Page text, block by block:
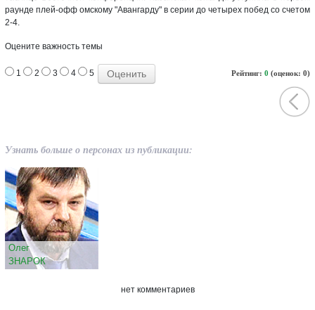
раунде плей-офф омскому "Авангарду" в серии до четырех побед со счетом
2-4.
Оцените важность темы
Рейтинг: 0 (оценок: 0)
1 2 3 4 5
Узнать больше о персонах из публикации:
Олег
ЗНАРОК
нет комментариев